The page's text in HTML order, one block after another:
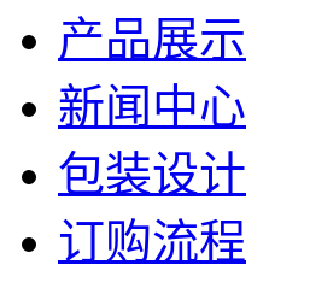
产品展示
新闻中心
包装设计
订购流程